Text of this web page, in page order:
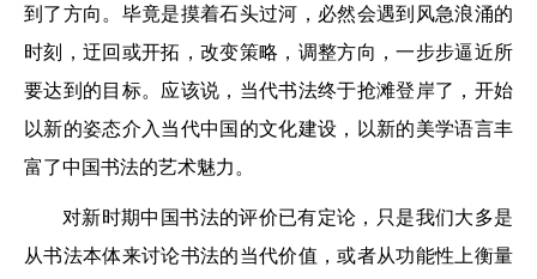
到了方向。毕竟是摸着石头过河，必然会遇到风急浪涌的
时刻，迂回或开拓，改变策略，调整方向，一步步逼近所
要达到的目标。应该说，当代书法终于抢滩登岸了，开始
以新的姿态介入当代中国的文化建设，以新的美学语言丰
富了中国书法的艺术魅力。
对新时期中国书法的评价已有定论，只是我们大多是
从书法本体来讨论书法的当代价值，或者从功能性上衡量